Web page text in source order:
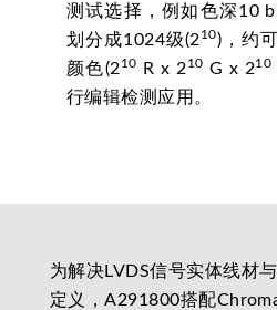
测试选择，例如色深10
划分成1024级(210)，约
颜色(210 R x 210 G x 210
行编辑检测应用。
为解决LVDS信号实体线材
定义，A291800搭配